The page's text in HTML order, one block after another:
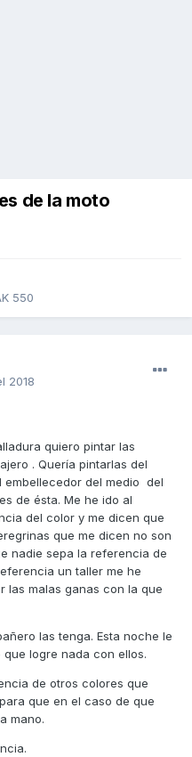
de la moto
550
2018
quiero pintar las
. Quería pintarlas del
embellecedor del medio del
de ésta. Me he ido al
del color y me dicen que
que me dicen no son
nadie sepa la referencia de
un taller me he
las malas ganas con la que
las tenga. Esta noche le
logre nada con ellos.
de otros colores que
que en el caso de que
mano.